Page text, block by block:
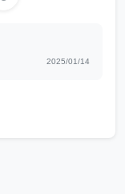
2025/01/14